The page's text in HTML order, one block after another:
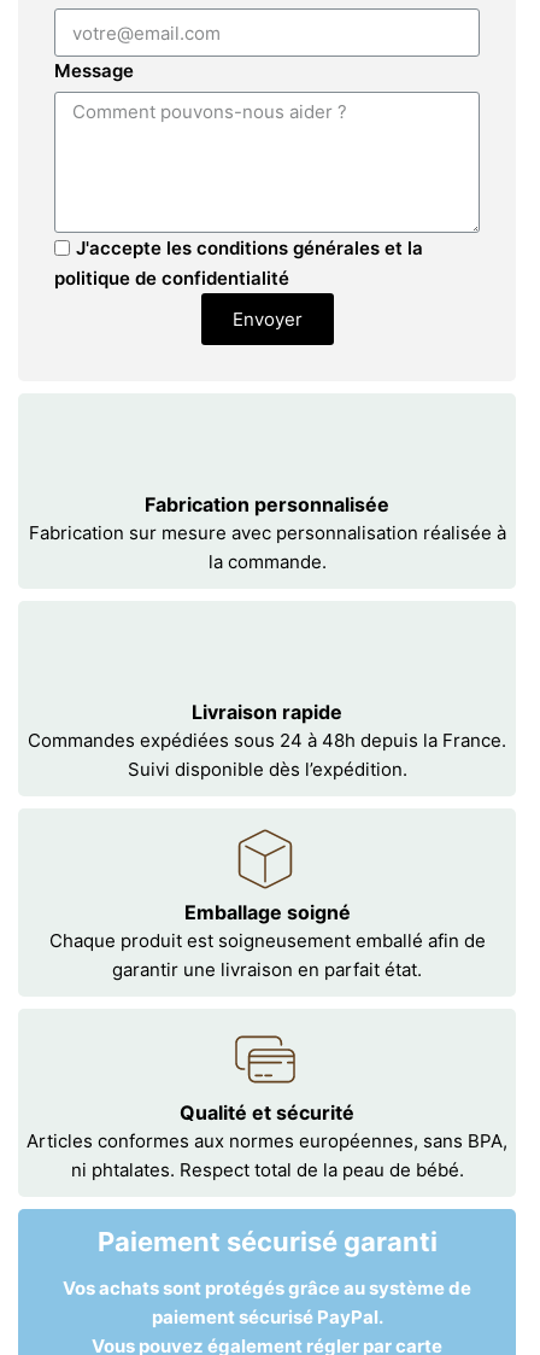
Message
J'accepte les conditions générales et la
politique de confidentialité
Envoyer
Fabrication personnalisée
Fabrication sur mesure avec personnalisation réalisée à
la commande.
Livraison rapide
Commandes expédiées sous 24 à 48h depuis la France.
Suivi disponible dès l’expédition.
Emballage soigné
Chaque produit est soigneusement emballé afin de
garantir une livraison en parfait état.
Qualité et sécurité
Articles conformes aux normes européennes, sans BPA,
ni phtalates. Respect total de la peau de bébé.
Paiement sécurisé garanti
Vos achats sont protégés grâce au système de
paiement sécurisé PayPal.
Vous pouvez également régler par carte